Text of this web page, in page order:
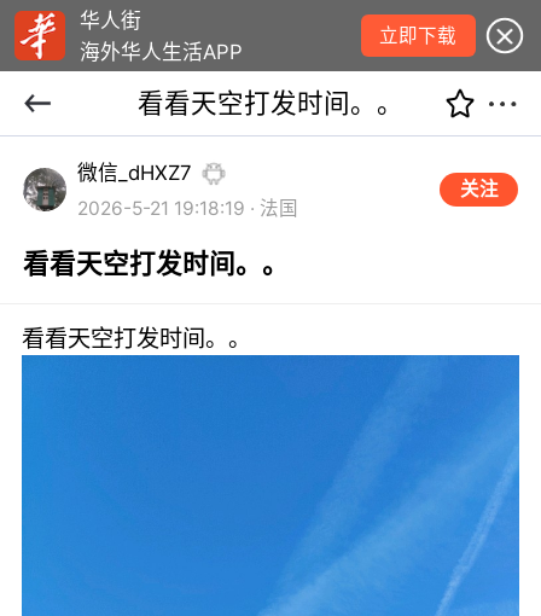
华人街
海外华人生活APP
立即下载
看看天空打发时间。。
微信_dHXZ7
2026-5-21 19:18:19 · 法国
关注
看看天空打发时间。。
看看天空打发时间。。